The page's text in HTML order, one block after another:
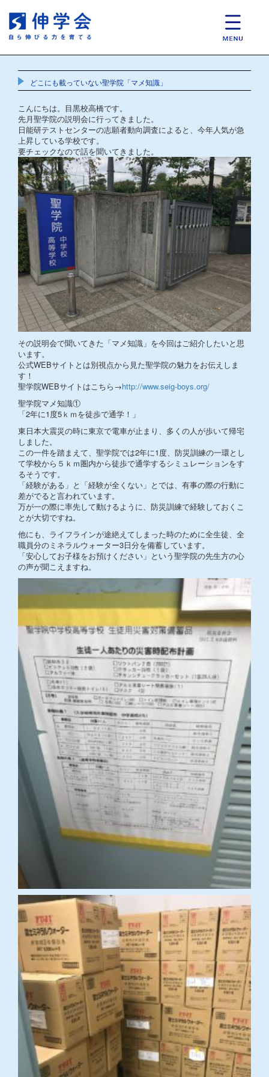
どこにも載っていない聖学院「マメ知識」
こんにちは。目黒校高橋です。
先月聖学院の説明会に行ってきました。
日能研テストセンターの志願者動向調査によると、今年人気が急
上昇している学校です。
要チェックなので話を聞いてきました。
その説明会で聞いてきた「マメ知識」を今回はご紹介したいと思
います。
公式WEBサイトとは別視点から見た聖学院の魅力をお伝えしま
す！
聖学院WEBサイトはこちら→http://www.seig-boys.org/
聖学院マメ知識①
「2年に1度5ｋｍを徒歩で通学！」
東日本大震災の時に東京で電車が止まり、多くの人が歩いて帰宅
しました。
この一件を踏まえて、聖学院では2年に1度、防災訓練の一環とし
て学校から５ｋｍ圏内から徒歩で通学するシミュレーションをす
るそうです。
「経験がある」と「経験が全くない」とでは、有事の際の行動に
差がでると言われています。
万が一の際に率先して動けるように、防災訓練で経験しておくこ
とが大切ですね。
他にも、ライフラインが途絶えてしまった時のために全生徒、全
職員分のミネラルウォーター3日分を備蓄しています。
「安心してお子様をお預けください」という聖学院の先生方の心
の声が聞こえますね。